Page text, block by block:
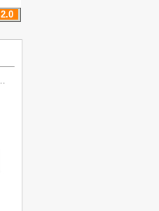
売地 8号区【全18区画】